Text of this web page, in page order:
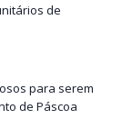
de
para serem
de Páscoa